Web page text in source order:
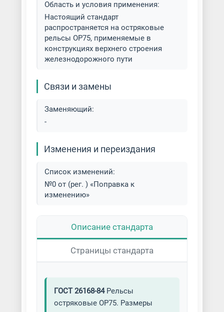
Область и условия применения:
Настоящий стандарт
распространяется на остряковые
рельсы ОР75, применяемые в
конструкциях верхнего строения
железнодорожного пути
Связи и замены
Заменяющий:
-
Изменения и переиздания
Список изменений:
№0 от (рег. ) «Поправка к
изменению»
Описание стандарта
Страницы стандарта
ГОСТ 26168-84Рельсы
остряковые ОР75. Размеры